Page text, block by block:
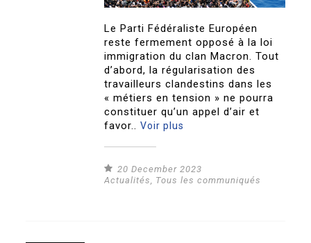
Le Parti Fédéraliste Européen
reste fermement opposé à la loi
immigration du clan Macron. Tout
d’abord, la régularisation des
travailleurs clandestins dans les
« métiers en tension » ne pourra
constituer qu’un appel d’air et
favor..Voir plus
20 December 2023
Actualités
Tous les communiqués